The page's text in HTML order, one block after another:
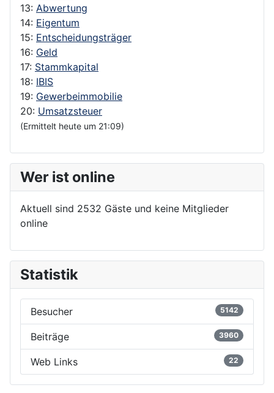
13: Abwertung
14: Eigentum
15: Entscheidungsträger
16: Geld
17: Stammkapital
18: IBIS
19: Gewerbeimmobilie
20: Umsatzsteuer
(Ermittelt heute um 21:09)
Wer ist online
Aktuell sind 2532 Gäste und keine Mitglieder
online
Statistik
Besucher 5142
Beiträge 3960
Web Links 22